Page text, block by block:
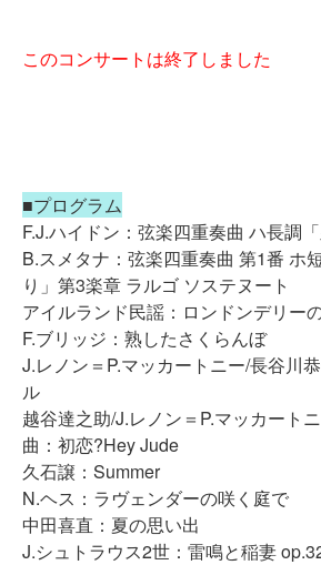
このコンサートは終了しました
■プログラム
F.J.ハイドン：弦楽四重奏曲 ハ長調
B.スメタナ：弦楽四重奏曲 第1番 ホ
り」第3楽章 ラルゴ ソステヌート
アイルランド民謡：ロンドンデリー
F.ブリッジ：熟したさくらんぼ
J.レノン＝P.マッカートニー/長谷川
ル
越谷達之助/J.レノン＝P.マッカート
曲：初恋?Hey Jude
久石譲：Summer
N.ヘス：ラヴェンダーの咲く庭で
中田喜直：夏の思い出
J.シュトラウス2世：雷鳴と稲妻